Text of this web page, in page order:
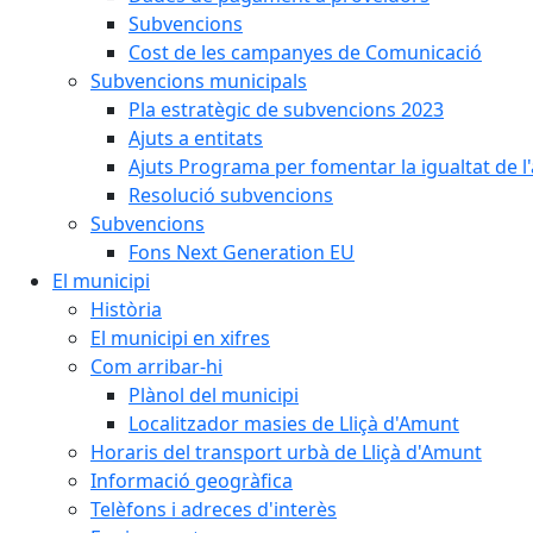
Subvencions
Cost de les campanyes de Comunicació
Subvencions municipals
Pla estratègic de subvencions 2023
Ajuts a entitats
Ajuts Programa per fomentar la igualtat de
Resolució subvencions
Subvencions
Fons Next Generation EU
El municipi
Història
El municipi en xifres
Com arribar-hi
Plànol del municipi
Localitzador masies de Lliçà d'Amunt
Horaris del transport urbà de Lliçà d'Amunt
Informació geogràfica
Telèfons i adreces d'interès